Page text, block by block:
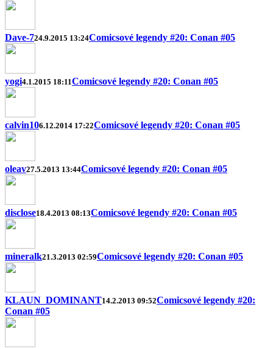
Dave-724.9.2015 13:24Comicsové legendy #20: Conan #05
yogi4.1.2015 18:11Comicsové legendy #20: Conan #05
calvin106.12.2014 17:22Comicsové legendy #20: Conan #05
oleav27.5.2013 13:44Comicsové legendy #20: Conan #05
disclose18.4.2013 08:13Comicsové legendy #20: Conan #05
mineralk21.3.2013 02:59Comicsové legendy #20: Conan #05
KLAUN_DOMINANT14.2.2013 09:52Comicsové legendy #20:
Conan #05